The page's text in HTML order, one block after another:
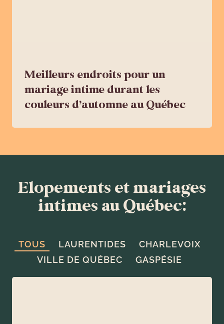
Meilleurs endroits pour un
mariage intime durant les
couleurs d’automne au Québec
Elopements et mariages
intimes au Québec:
TOUS LAURENTIDES
CHARLEVOIX
VILLE DE QUÉBEC
GASPÉSIE